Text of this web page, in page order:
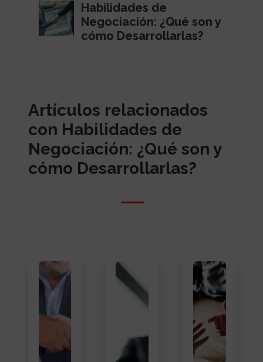
Habilidades de
Negociación: ¿Qué son y
cómo Desarrollarlas?
Artículos relacionados
con Habilidades de
Negociación: ¿Qué son y
cómo Desarrollarlas?